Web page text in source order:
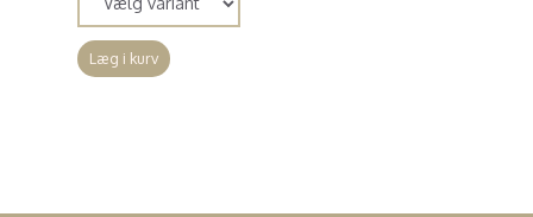
Læg i kurv